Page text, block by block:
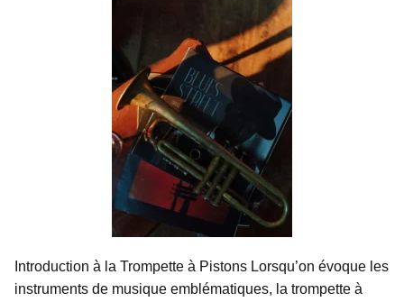
Introduction à la Trompette à Pistons Lorsqu’on évoque les
instruments de musique emblématiques, la trompette à